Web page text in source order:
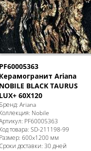
PF60005363
Керамогранит Ariana
NOBILE BLACK TAURUS
LUX+ 60X120
Бренд: Ariana
Коллекция: Nobile
PF60005363
Код товара: SD-211198-99
Размер: 600x1200 мм
Сроки доставки: 30 дней